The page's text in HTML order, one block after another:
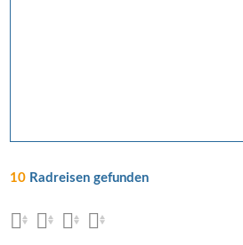
10 Radreisen gefunden